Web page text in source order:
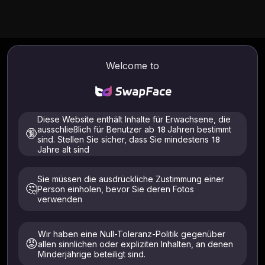
Welcome to
🔞
Diese Website enthält Inhalte für Erwachsene, die
ausschließlich für Benutzer ab 18 Jahren bestimmt
sind. Stellen Sie sicher, dass Sie mindestens 18
Jahre alt sind
🤔
Sie müssen die ausdrückliche Zustimmung einer
Person einholen, bevor Sie deren Fotos
verwenden
😡
Wir haben eine Null-Toleranz-Politik gegenüber
allen sinnlichen oder expliziten Inhalten, an denen
Minderjährige beteiligt sind.
Schreiben Sie für uns
Willkommen in unserer Experten-Community! Wir
freuen uns auf die Zusammenarbeit mit Fachleuten
aus den Bereichen Künstliche Intelligenz,
Maschinelles Lernen und Spitzentechnologien. Ihr
der KI-Technologie besser zu verstehen.
Experten-Beitragsprogramm